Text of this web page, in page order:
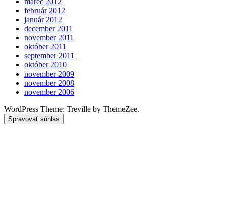
február 2012
január 2012
december 2011
november 2011
október 2011
september 2011
október 2010
november 2009
november 2008
november 2006
WordPress Theme: Treville by ThemeZee.
Spravovať súhlas